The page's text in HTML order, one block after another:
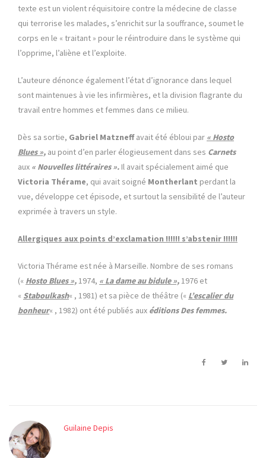
texte est un violent réquisitoire contre la médecine de classe
qui terrorise les malades, s’enrichit sur la souffrance, soumet le
corps en le « traitant » pour le réintroduire dans le système qui
l’opprime, l’aliène et l’exploite.
L’auteure dénonce également l’état d’ignorance dans lequel
sont maintenues à vie les infirmières, et la division flagrante du
travail entre hommes et femmes dans ce milieu.
Dès sa sortie, Gabriel Matzneffavait été ébloui par « Hosto
Blues », au point d’en parler élogieusement dans ses Carnets
aux « Nouvelles littéraires ». Il avait spécialement aimé que
Victoria Thérame, qui avait soigné Montherlant perdant la
vue, développe cet épisode, et surtout la sensibilité de l’auteur
exprimée à travers un style.
Allergiques aux points d’exclamation !!!!!! s’abstenir !!!!!!
Victoria Thérame est née à Marseille. Nombre de ses romans
(« Hosto Blues »,1974, « La dame au bidule »,1976 et
« Staboulkash« , 1981) et sa pièce de théâtre (« L’escalier du
bonheur« , 1982) ont été publiés aux éditions Des femmes.
Guilaine Depis